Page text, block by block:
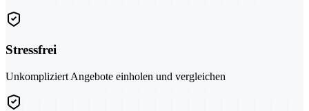
Stressfrei
Unkompliziert Angebote einholen und vergleichen